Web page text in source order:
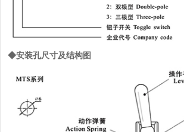
◆安装孔尺寸及结构图